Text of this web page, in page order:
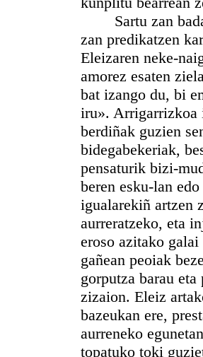
Sartu zan bada
zan predikatzen
Eleizaren neke-
amorez esaten
bat izango du, bi
iru». Arrigarrizkoa
berdiñak guzien
bidegabekeriak,
pensaturik bizi-
beren esku-lan
igualarekiñ artzen
aurreratzeko, eta
eroso azitako
gañean peoiak
gorputza barau
zizaion. Eleiz
bazeukan ere,
aurreneko
topatuko toki